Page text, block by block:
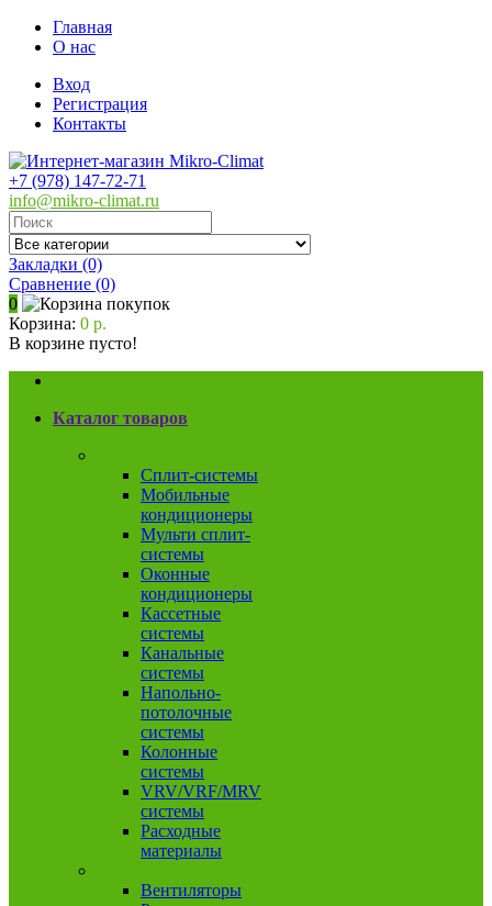
Главная
О нас
Вход
Регистрация
Контакты
+7 (978) 147-72-71
info@mikro-climat.ru
Закладки (0)
Сравнение (0)
0
Корзина: 0 р.
В корзине пусто!
Каталог товаров
Сплит-системы
Мобильные
кондиционеры
Мульти сплит-
системы
Оконные
кондиционеры
Кассетные
системы
Канальные
системы
Напольно-
потолочные
системы
Колонные
системы
VRV/VRF/MRV
системы
Расходные
материалы
Вентиляторы